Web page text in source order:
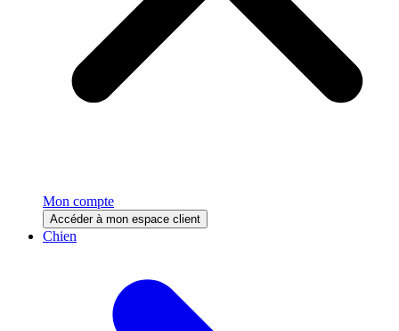
Mon compte
Accéder à mon espace client
Chien